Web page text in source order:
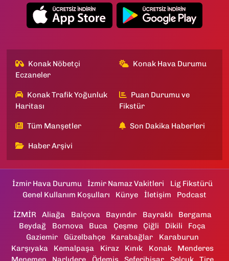
Konak Nöbetçi
Eczaneler
Konak Hava Durumu
Konak Trafik Yoğunluk
Haritası
Puan Durumu ve
Fikstür
Tüm Manşetler Son Dakika Haberleri
Haber Arşivi
İzmir Hava Durumu İzmir Namaz Vakitleri
Lig Fikstürü
Genel Kullanım Koşulları
Künye İletişim Podcast
İZMİR Aliağa Balçova Bayındır Bayraklı
Bergama
Beydağ
Bornova Buca Çeşme Çiğli Dikili
Foça
Gaziemir
Güzelbahçe Karabağlar
Karaburun
Karşıyaka
Kemalpaşa Kiraz Kınık Konak
Menderes